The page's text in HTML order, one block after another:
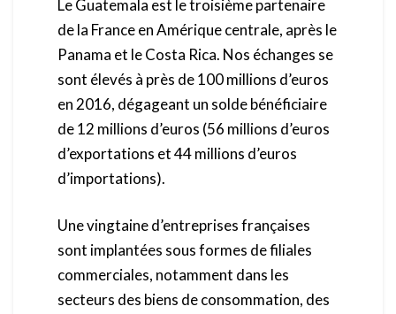
Le Guatemala est le troisième partenaire
de la France en Amérique centrale, après le
Panama et le Costa Rica. Nos échanges se
sont élevés à près de 100 millions d’euros
en 2016, dégageant un solde bénéficiaire
de 12 millions d’euros (56 millions d’euros
d’exportations et 44 millions d’euros
d’importations).
Une vingtaine d’entreprises françaises
sont implantées sous formes de filiales
commerciales, notamment dans les
secteurs des biens de consommation, des